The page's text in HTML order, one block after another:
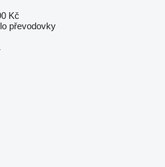
Kč
převodovky